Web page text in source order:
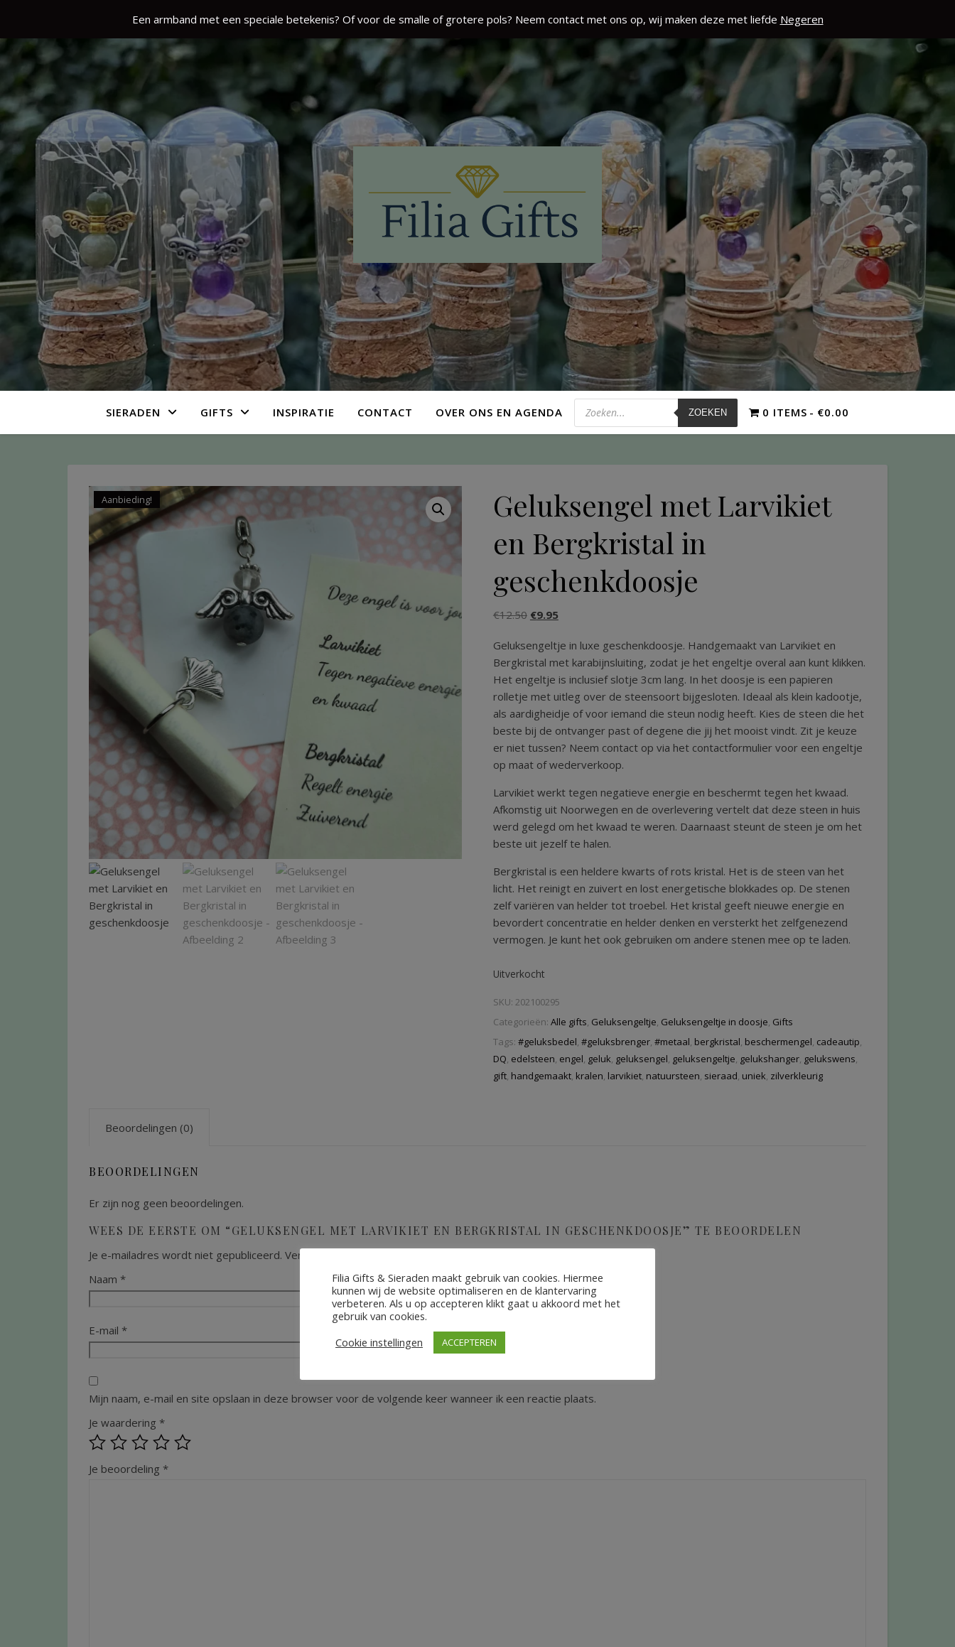
Een armband met een speciale betekenis? Of voor de smalle of grotere pols? Neem contact met ons op, wij maken deze met liefde Negeren
SIERADEN GIFTS INSPIRATIE CONTACT OVER ONS EN AGENDA ZOEKEN 0 ITEMS €0.00
Aanbieding!
Geluksengel met Larvikiet
en Bergkristal in
geschenkdoosje
€12.50 €9.95
Geluksengeltje in luxe geschenkdoosje. Handgemaakt van Larvikiet en
Bergkristal met karabijnsluiting, zodat je het engeltje overal aan kunt klikken.
Het engeltje is inclusief slotje 3cm lang. In het doosje is een papieren
rolletje met uitleg over de steensoort bijgesloten. Ideaal als klein kadootje,
als aardigheidje of voor iemand die steun nodig heeft. Kies de steen die het
beste bij de ontvanger past of degene die jij het mooist vindt. Zit je keuze
er niet tussen? Neem contact op via het contactformulier voor een engeltje
op maat of wederverkoop.
Larvikiet werkt tegen negatieve energie en beschermt tegen het kwaad.
Afkomstig uit Noorwegen en de overlevering vertelt dat deze steen in huis
werd gelegd om het kwaad te weren. Daarnaast steunt de steen je om het
beste uit jezelf te halen.
Bergkristal is een heldere kwarts of rots kristal. Het is de steen van het
licht. Het reinigt en zuivert en lost energetische blokkades op. De stenen
zelf variëren van helder tot troebel. Het kristal geeft nieuwe energie en
bevordert concentratie en helder denken en versterkt het zelfgenezend
vermogen. Je kunt het ook gebruiken om andere stenen mee op te laden.
Uitverkocht
SKU: 202100295
Categorieën: Alle gifts, Geluksengeltje, Geluksengeltje in doosje, Gifts
Tags: #geluksbedel, #geluksbrenger, #metaal, bergkristal, beschermengel, cadeautip,
DQ, edelsteen, engel, geluk, geluksengel, geluksengeltje, gelukshanger, gelukswens,
gift, handgemaakt, kralen, larvikiet, natuursteen, sieraad, uniek, zilverkleurig
Beoordelingen (0)
BEOORDELINGEN
Er zijn nog geen beoordelingen.
WEES DE EERSTE OM “GELUKSENGEL MET LARVIKIET EN BERGKRISTAL IN GESCHENKDOOSJE” TE BEOORDELEN
Je e-mailadres wordt niet gepubliceerd. Vereiste velden zijn gemarkeerd met
Naam *
E-mail *
Mijn naam, e-mail en site opslaan in deze browser voor de volgende keer wanneer ik een reactie plaats.
Je waardering *
Je beoordeling *
Filia Gifts & Sieraden maakt gebruik van cookies. Hiermee
kunnen wij de website optimaliseren en de klantervaring
verbeteren. Als u op accepteren klikt gaat u akkoord met het
gebruik van cookies.
Cookie instellingen
ACCEPTEREN